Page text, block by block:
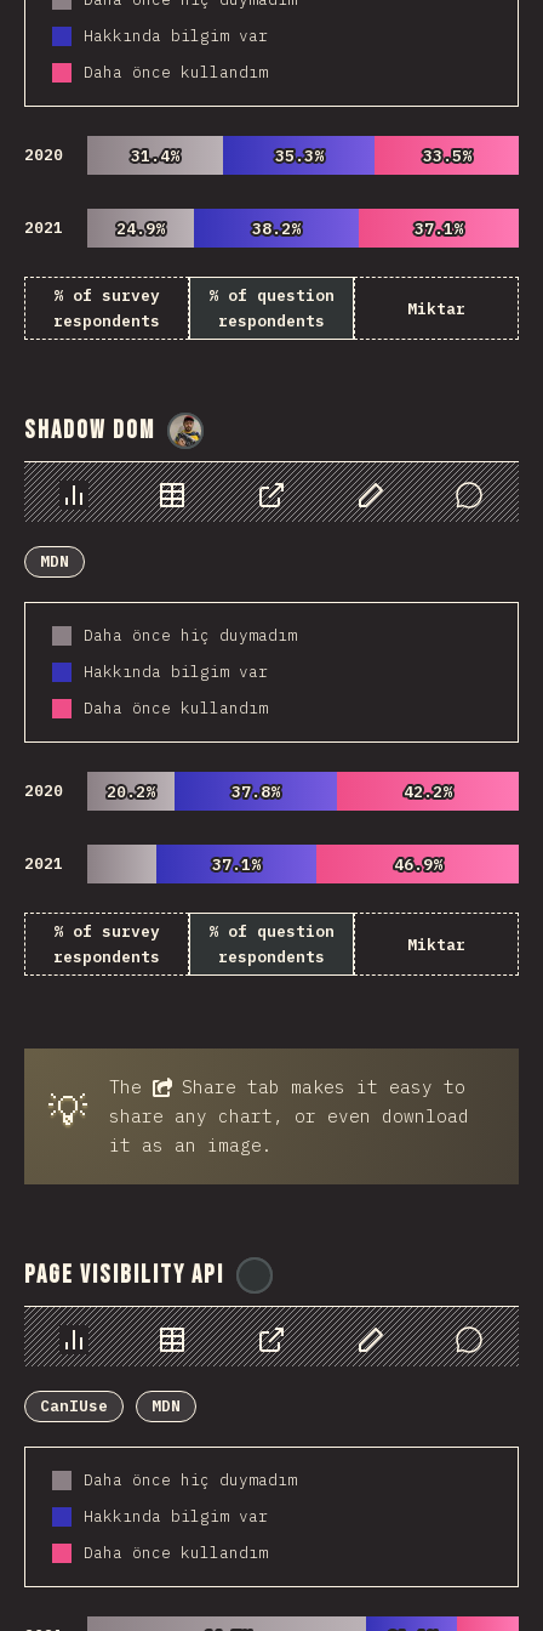
Hakkında bilgim var
Daha önce kullandım
2020 31.4%
31.4% 35.3%
35.3% 33.5%
33.5%
2021 24.9%
24.9% 38.2%
38.2% 37.1%
37.1%
% of survey
respondents
% of question
respondents
Miktar
Shadow DOM
Chart Data Share Customize Data
Comments
MDN
Daha önce hiç duymadım
Hakkında bilgim var
Daha önce kullandım
2020 20.2%
20.2% 37.8%
37.8% 42.2%
42.2%
2021 37.1%
37.1% 46.9%
46.9%
% of survey
respondents
% of question
respondents
Miktar
💡 The Share tab makes it easy to
share any chart, or even download
it as an image.
Page Visibility API
Chart Data Share Customize Data
Comments
CanIUse
MDN
Daha önce hiç duymadım
Hakkında bilgim var
Daha önce kullandım